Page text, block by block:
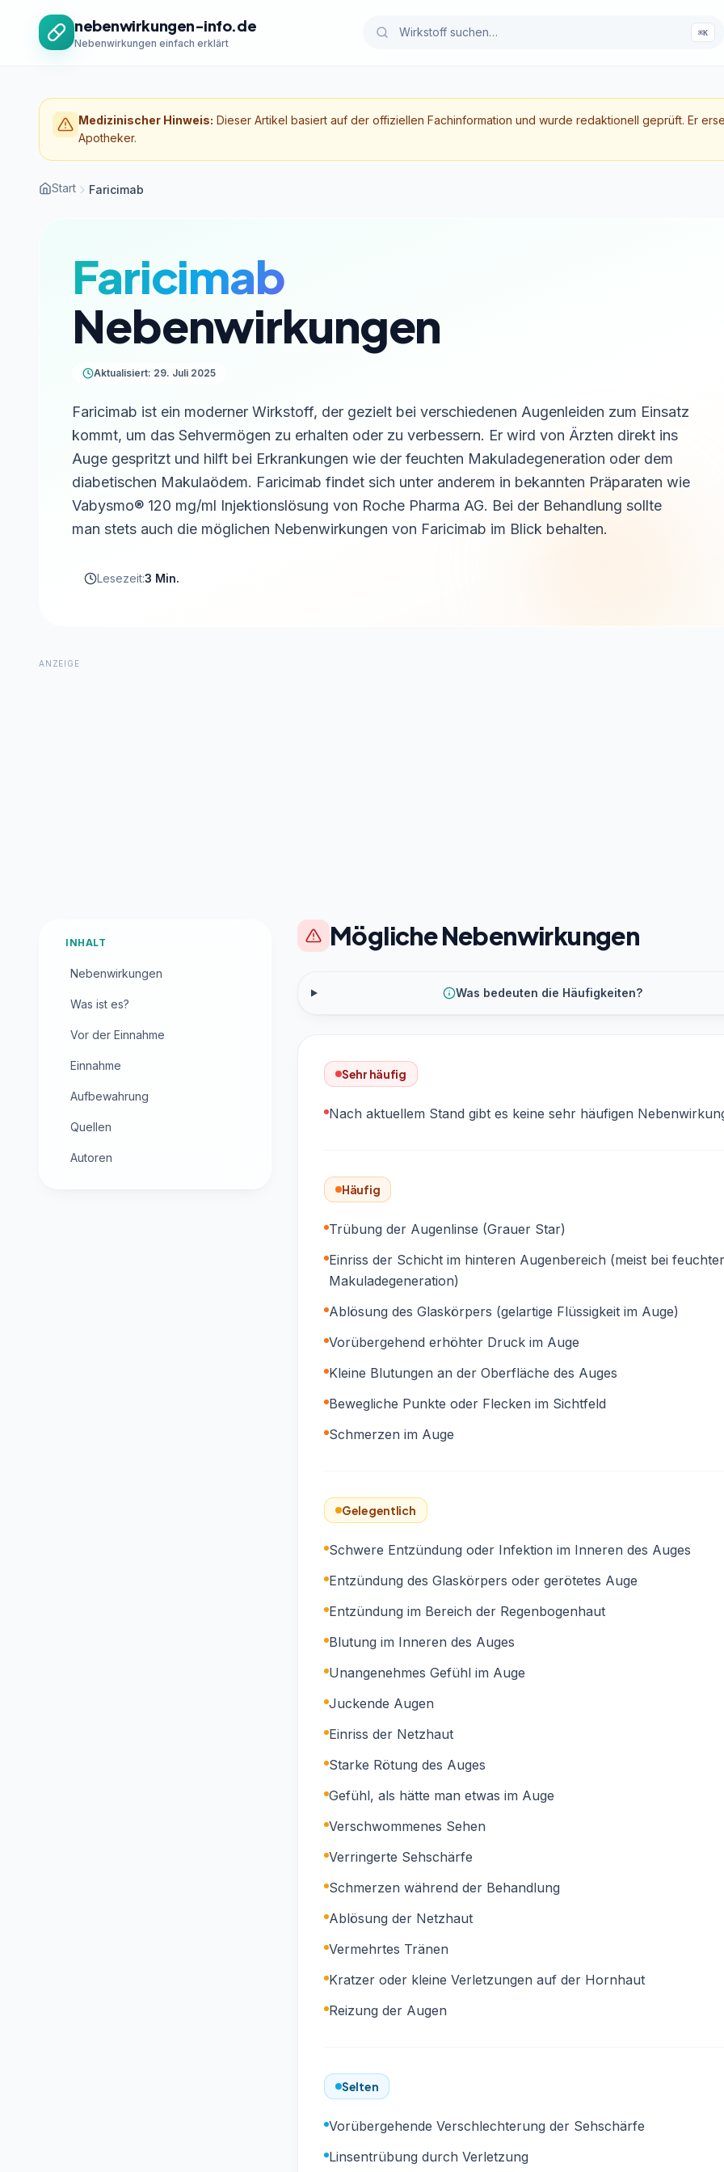
nebenwirkungen-info.de
Nebenwirkungen einfach erklärt
⌘K
Medizinischer Hinweis: Dieser Artikel basiert auf der offiziellen Fachinformation und wurde redaktionell geprüft. Er
Apotheker.
Start Faricimab
Faricimab
Nebenwirkungen
Aktualisiert: 29. Juli 2025
Faricimab ist ein moderner Wirkstoff, der gezielt bei verschiedenen Augenleiden zum Einsatz
kommt, um das Sehvermögen zu erhalten oder zu verbessern. Er wird von Ärzten direkt ins
Auge gespritzt und hilft bei Erkrankungen wie der feuchten Makuladegeneration oder dem
diabetischen Makulaödem. Faricimab findet sich unter anderem in bekannten Präparaten wie
Vabysmo® 120 mg/ml Injektionslösung von Roche Pharma AG. Bei der Behandlung sollte
man stets auch die möglichen Nebenwirkungen von Faricimab im Blick behalten.
Lesezeit:3 Min.
ANZEIGE
INHALT
Nebenwirkungen
Was ist es?
Vor der Einnahme
Einnahme
Aufbewahrung
Quellen
Autoren
Mögliche Nebenwirkungen
Was bedeuten die Häufigkeiten?
Sehr häufig
Nach aktuellem Stand gibt es keine sehr häufigen
Häufig
Trübung der Augenlinse (Grauer Star)
Einriss der Schicht im hinteren Augenbereich (meist bei feuchter
Makuladegeneration)
Ablösung des Glaskörpers (gelartige Flüssigkeit im Auge)
Vorübergehend erhöhter Druck im Auge
Kleine Blutungen an der Oberfläche des Auges
Bewegliche Punkte oder Flecken im Sichtfeld
Schmerzen im Auge
Gelegentlich
Schwere Entzündung oder Infektion im Inneren des Auges
Entzündung des Glaskörpers oder gerötetes Auge
Entzündung im Bereich der Regenbogenhaut
Blutung im Inneren des Auges
Unangenehmes Gefühl im Auge
Juckende Augen
Einriss der Netzhaut
Starke Rötung des Auges
Gefühl, als hätte man etwas im Auge
Verschwommenes Sehen
Verringerte Sehschärfe
Schmerzen während der Behandlung
Ablösung der Netzhaut
Vermehrtes Tränen
Kratzer oder kleine Verletzungen auf der Hornhaut
Reizung der Augen
Selten
Vorübergehende Verschlechterung der Sehschärfe
Linsentrübung durch Verletzung